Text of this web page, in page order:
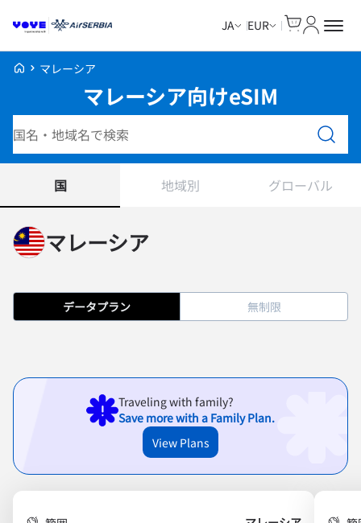
JA EUR
Voye Homepage
マレーシア
マレーシア向けeSIM
国 地域別 グローバル
マレーシア
データプラン 無制限
Traveling with family?
Save more with a Family Plan.
View Plans